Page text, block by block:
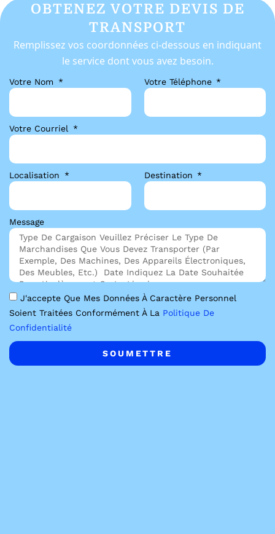
OBTENEZ VOTRE DEVIS DE
TRANSPORT
Remplissez vos coordonnées ci-dessous en indiquant
le service dont vous avez besoin.
Votre Nom Votre Téléphone
Votre Courriel
Localisation Destination
Message
J'accepte Que Mes Données À Caractère Personnel
Soient Traitées Conformément À La Politique De
Confidentialité
SOUMETTRE